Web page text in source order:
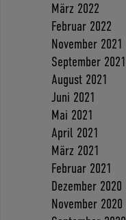
März 2022
Februar 2022
November 2021
September 2021
August 2021
Juni 2021
Mai 2021
April 2021
März 2021
Februar 2021
Dezember 2020
November 2020